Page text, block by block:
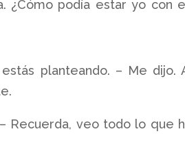
¿Cómo podía estar yo con
planteando. – Me dijo.
Recuerda, veo todo lo que